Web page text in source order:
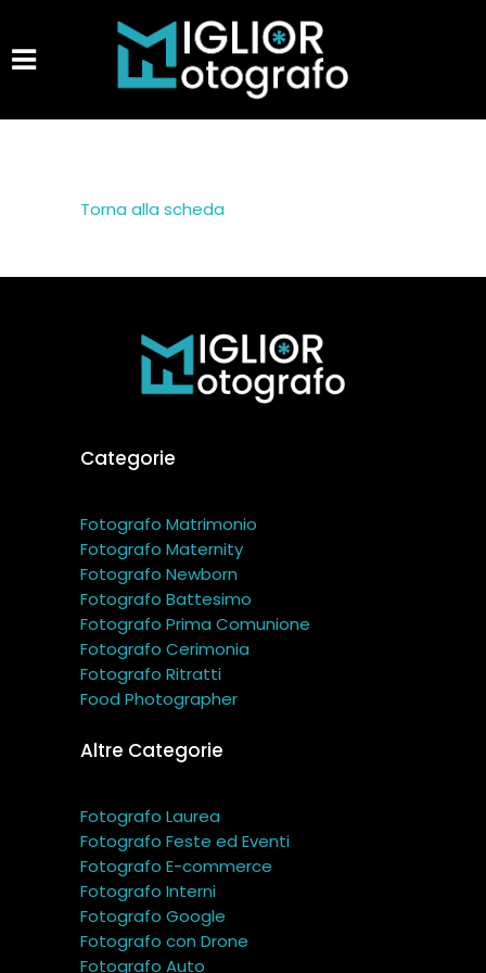
Torna alla scheda
Categorie
Fotografo Matrimonio
Fotografo Maternity
Fotografo Newborn
Fotografo Battesimo
Fotografo Prima Comunione
Fotografo Cerimonia
Fotografo Ritratti
Food Photographer
Altre Categorie
Fotografo Laurea
Fotografo Feste ed Eventi
Fotografo E-commerce
Fotografo Interni
Fotografo Google
Fotografo con Drone
Fotografo Auto